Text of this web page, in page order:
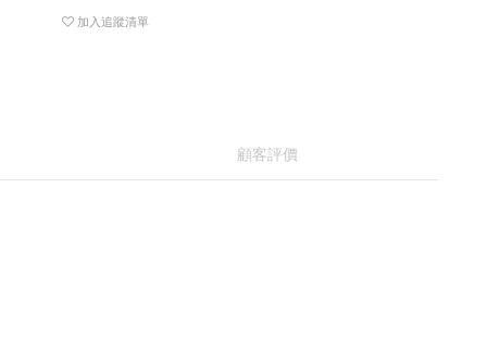
加入追蹤清單
顧客評價